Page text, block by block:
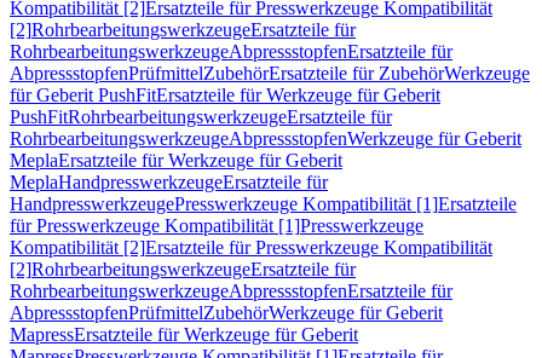
Kompatibilität [2]Ersatzteile für Presswerkzeuge Kompatibilität
[2]RohrbearbeitungswerkzeugeErsatzteile für
RohrbearbeitungswerkzeugeAbpressstopfenErsatzteile für
AbpressstopfenPrüfmittelZubehörErsatzteile für ZubehörWerkzeuge
für Geberit PushFitErsatzteile für Werkzeuge für Geberit
PushFitRohrbearbeitungswerkzeugeErsatzteile für
RohrbearbeitungswerkzeugeAbpressstopfenWerkzeuge für Geberit
MeplaErsatzteile für Werkzeuge für Geberit
MeplaHandpresswerkzeugeErsatzteile für
HandpresswerkzeugePresswerkzeuge Kompatibilität [1]Ersatzteile
für Presswerkzeuge Kompatibilität [1]Presswerkzeuge
Kompatibilität [2]Ersatzteile für Presswerkzeuge Kompatibilität
[2]RohrbearbeitungswerkzeugeErsatzteile für
RohrbearbeitungswerkzeugeAbpressstopfenErsatzteile für
AbpressstopfenPrüfmittelZubehörWerkzeuge für Geberit
MapressErsatzteile für Werkzeuge für Geberit